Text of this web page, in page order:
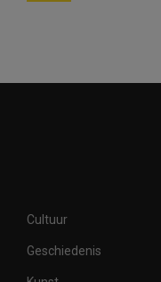
Cultuur
Geschiedenis